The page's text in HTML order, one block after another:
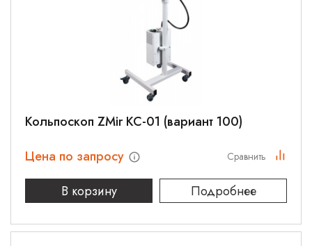
Кольпоскоп ZMir КС-01 (вариант 100)
Цена по запросу
В корзину
Подробнее
Сравнить